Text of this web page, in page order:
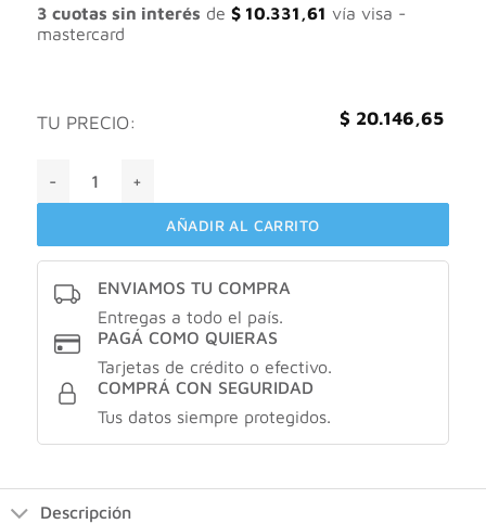
$ 30.994,84.
$ 20.146,65.
3 cuotas sin interés de $10.331,61 vía visa -
mastercard
TU PRECIO: $ 20.146,65
AÑADIR AL CARRITO
ENVIAMOS TU COMPRA
Entregas a todo el país.
PAGÁ COMO QUIERAS
Tarjetas de crédito o efectivo.
COMPRÁ CON SEGURIDAD
Tus datos siempre protegidos.
Descripción